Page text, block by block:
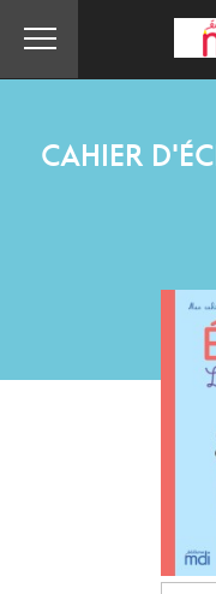
CAHIER